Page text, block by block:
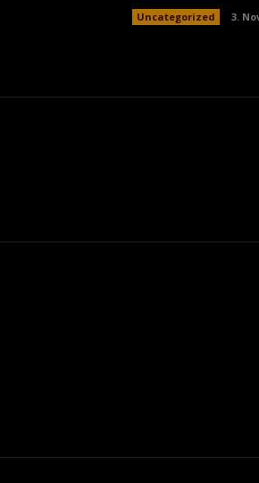
Uncategorized 3.